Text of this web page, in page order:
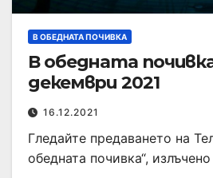
В ОБЕДНАТА ПОЧИВКА
В обедната
декември 2021
16.12.2021
Гледайте предаването на
обедната почивка“,